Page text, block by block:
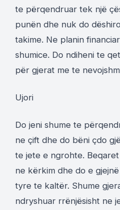
te përqendruar tek një
punën dhe nuk do
takime. Ne planin
shumice. Do ndiheni te
për gjerat me te
Ujori
Do jeni shume te
ne çift dhe do bëni çdo
te jete e ngrohte.
ne kërkim dhe do e
tyre te kaltër. Shume
ndryshuar rrënjësisht ne